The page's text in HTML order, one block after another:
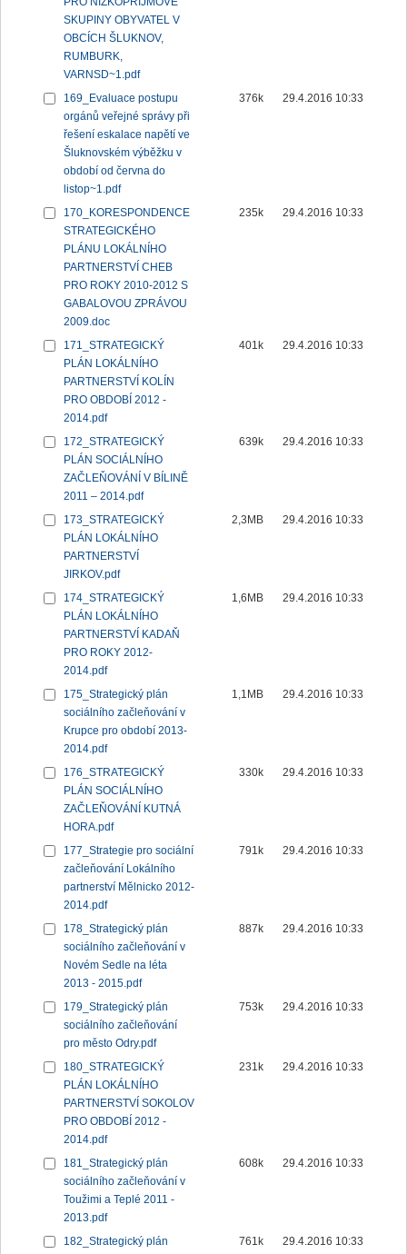
SKUPINY OBYVATEL V
OBCÍCH ŠLUKNOV,
RUMBURK,
VARNSD~1.pdf
169_Evaluace postupu
orgánů veřejné správy při
řešení eskalace napětí ve
Šluknovském výběžku v
období od června do
listop~1.pdf
376k 29.4.2016 10:33
170_KORESPONDENCE
STRATEGICKÉHO
PLÁNU LOKÁLNÍHO
PARTNERSTVÍ CHEB
PRO ROKY 2010-2012 S
GABALOVOU ZPRÁVOU
2009.doc
235k 29.4.2016 10:33
171_STRATEGICKÝ
PLÁN LOKÁLNÍHO
PARTNERSTVÍ KOLÍN
PRO OBDOBÍ 2012 -
2014.pdf
401k 29.4.2016 10:33
172_STRATEGICKÝ
PLÁN SOCIÁLNÍHO
ZAČLEŇOVÁNÍ V BÍLINĚ
2011 – 2014.pdf
639k 29.4.2016 10:33
173_STRATEGICKÝ
PLÁN LOKÁLNÍHO
PARTNERSTVÍ
JIRKOV.pdf
2,3MB 29.4.2016 10:33
174_STRATEGICKÝ
PLÁN LOKÁLNÍHO
PARTNERSTVÍ KADAŇ
PRO ROKY 2012-
2014.pdf
1,6MB 29.4.2016 10:33
175_Strategický plán
sociálního začleňování v
Krupce pro období 2013-
2014.pdf
1,1MB 29.4.2016 10:33
176_STRATEGICKÝ
PLÁN SOCIÁLNÍHO
ZAČLEŇOVÁNÍ KUTNÁ
HORA.pdf
330k 29.4.2016 10:33
177_Strategie pro sociální
začleňování Lokálního
partnerství Mělnicko 2012-
2014.pdf
791k 29.4.2016 10:33
178_Strategický plán
sociálního začleňování v
Novém Sedle na léta
2013 - 2015.pdf
887k 29.4.2016 10:33
179_Strategický plán
sociálního začleňování
pro město Odry.pdf
753k 29.4.2016 10:33
180_STRATEGICKÝ
PLÁN LOKÁLNÍHO
PARTNERSTVÍ SOKOLOV
PRO OBDOBÍ 2012 -
2014.pdf
231k 29.4.2016 10:33
181_Strategický plán
sociálního začleňování v
Toužimi a Teplé 2011 -
2013.pdf
608k 29.4.2016 10:33
182_Strategický plán
761k 29.4.2016 10:33